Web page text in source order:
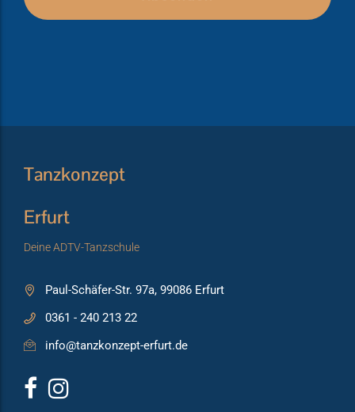
Tanzkonzept
Erfurt
Deine ADTV-Tanzschule
Paul-Schäfer-Str. 97a, 99086 Erfurt
0361 - 240 213 22
info@tanzkonzept-erfurt.de